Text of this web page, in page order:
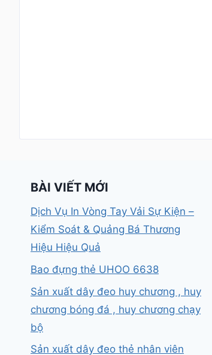
BÀI VIẾT MỚI
Dịch Vụ In Vòng Tay Vải Sự Kiện –
Kiểm Soát & Quảng Bá Thương
Hiệu Hiệu Quả
Bao đựng thẻ UHOO 6638
Sản xuất dây đeo huy chương , huy
chương bóng đá , huy chương chạy
bộ
Sản xuất dây đeo thẻ nhân viên